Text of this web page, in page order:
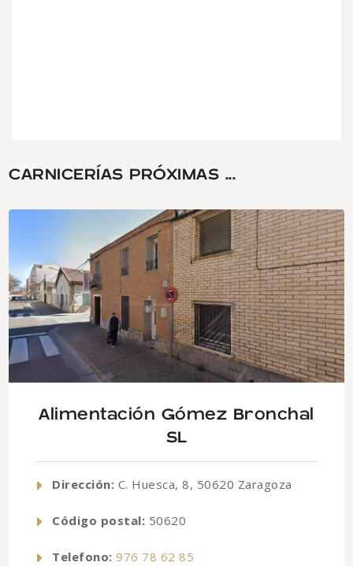
CARNICERÍAS PRÓXIMAS ...
Alimentación Gómez Bronchal
SL
Dirección: C. Huesca, 8, 50620 Zaragoza
Código postal: 50620
Telefono: 976 78 62 85